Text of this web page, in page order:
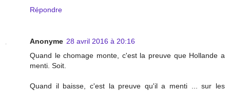
Répondre
Anonyme 28 avril 2016 à 20:16
Quand le chomage monte, c'est la preuve que Hollande a
menti. Soit.
Quand il baisse, c'est la preuve qu'il a menti ... sur les